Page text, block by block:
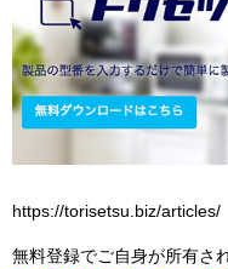
https://torisetsu.biz/articles/
無料登録でご自身が所有さ